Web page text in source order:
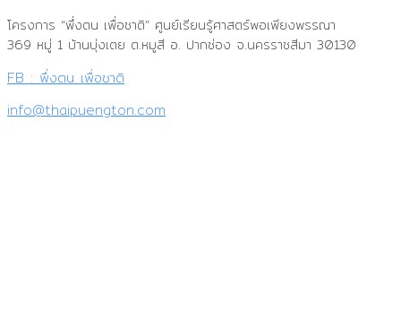
โครงการ “พึ่งตน เพื่อชาติ” ศูนย์เรียนรู้ศาสตร์พอเพียงพรรณา
369 หมู่ 1 บ้านบุ่งเตย ต.หมูสี อ. ปากช่อง จ.นครราชสีมา 30130
FB : พึ่งตน เพื่อชาติ
info@thaipuengton.com